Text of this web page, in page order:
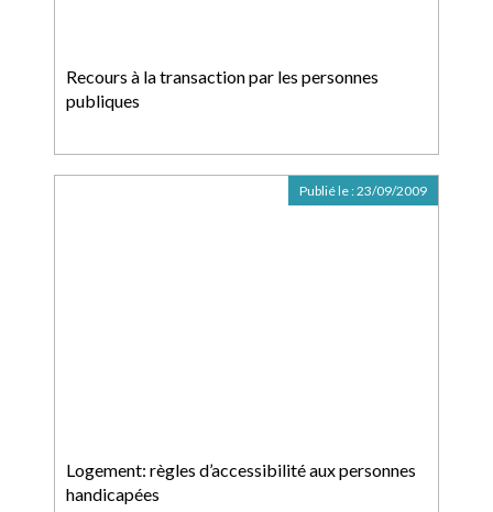
Recours à la transaction par les personnes
publiques
Logement: règles d’accessibilité aux personnes
handicapées
Publié le :23/09/2009